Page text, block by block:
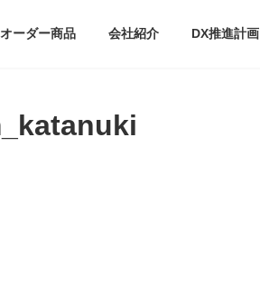
オーダー商品 会社紹介 DX推進計画